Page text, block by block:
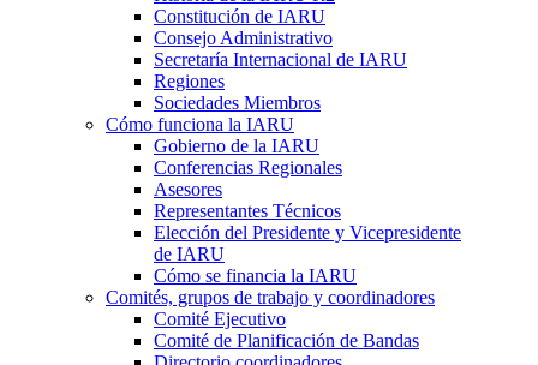
Constitución de IARU
Consejo Administrativo
Secretaría Internacional de IARU
Regiones
Sociedades Miembros
Cómo funciona la IARU
Gobierno de la IARU
Conferencias Regionales
Asesores
Representantes Técnicos
Elección del Presidente y Vicepresidente
de IARU
Cómo se financia la IARU
Comités, grupos de trabajo y coordinadores
Comité Ejecutivo
Comité de Planificación de Bandas